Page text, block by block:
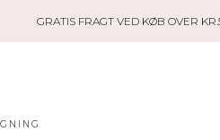
GRATIS FRAGT VED KØB OVER